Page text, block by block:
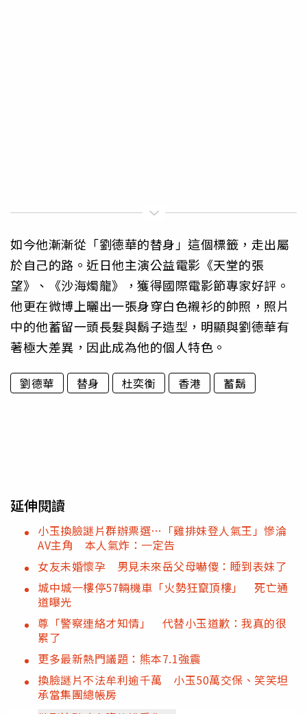
如今他漸漸從「劉德華的替身」這個標籤，走出屬
於自己的路。近日他主演公益電影《天堂的張
望》、《沙海燭龍》，獲得國際電影節專家好評。
他更在微博上曬出一張身穿白色襯衫的帥照，照片
中的他蓄留一頭長髮與鬍子造型，明顯與劉德華有
著極大差異，因此成為他的個人特色。
劉德華 替身 杜奕衡 香港 蓄鬍
延伸閱讀
小玉換臉謎片群辦票選…「雞排妹登人氣王」慘淪
AV主角 本人氣炸：一定告
女友未婚懷孕 男見未來岳父母嚇傻：睡到表妹了
城中城一樓停57輛機車「火勢狂竄頂樓」 死亡通
道曝光
尊「警察連絡才知情」 代替小玉道歉：我真的很
累了
更多最新熱門議題：熊本7.1強震
換臉謎片不法牟利逾千萬 小玉50萬交保、笑笑坦
承當集團總帳房